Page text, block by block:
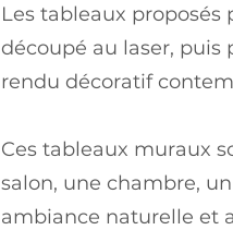
Les tableaux proposés
découpé au laser, puis
rendu décoratif
Ces tableaux muraux
salon, une chambre,
ambiance naturelle et